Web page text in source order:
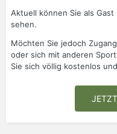
Aktuell können Sie als
sehen.
Möchten Sie jedoch
oder sich mit anderen
Sie sich völlig kostenlos